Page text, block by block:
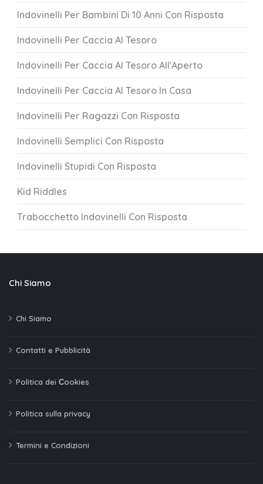
Indovinelli Per Bambini Di 10 Anni Con Risposta
Indovinelli Per Caccia Al Tesoro
Indovinelli Per Caccia Al Tesoro All'Aperto
Indovinelli Per Caccia Al Tesoro In Casa
Indovinelli Per Ragazzi Con Risposta
Indovinelli Semplici Con Risposta
Indovinelli Stupidi Con Risposta
Kid Riddles
Trabocchetto Indovinelli Con Risposta
Chi Siamo
Chi Siamo
Contatti e Pubblicità
Politica dei Сookies
Politica sulla privacy
Termini e Condizioni